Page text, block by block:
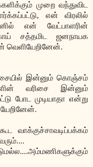
முறை வந்துவிட
என் விரலில்
என் வேட்பாளரின்
சத்தமிட ஜனநாயக
வெளியேறினேன்.
இன்னும் கொஞ்சம்
வரிசை இன்னும்
போட முடியாதா என்று
வாக்குச்சாவடிப்பக்கம்